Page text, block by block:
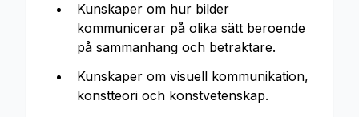
Kunskaper om hur bilder
kommunicerar på olika sätt beroende
på sammanhang och betraktare.
Kunskaper om visuell kommunikation,
konstteori och konstvetenskap.